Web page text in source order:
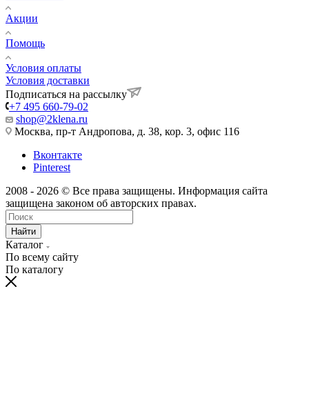
Акции
Помощь
Условия оплаты
Условия доставки
Подписаться на рассылку
+7 495 660-79-02
shop@2klena.ru
Москва, пр-т Андропова, д. 38, кор. 3, офис 116
Вконтакте
Pinterest
2008 - 2026 © Все права защищены. Информация сайта
защищена законом об авторских правах.
Найти
Каталог
По всему сайту
По каталогу